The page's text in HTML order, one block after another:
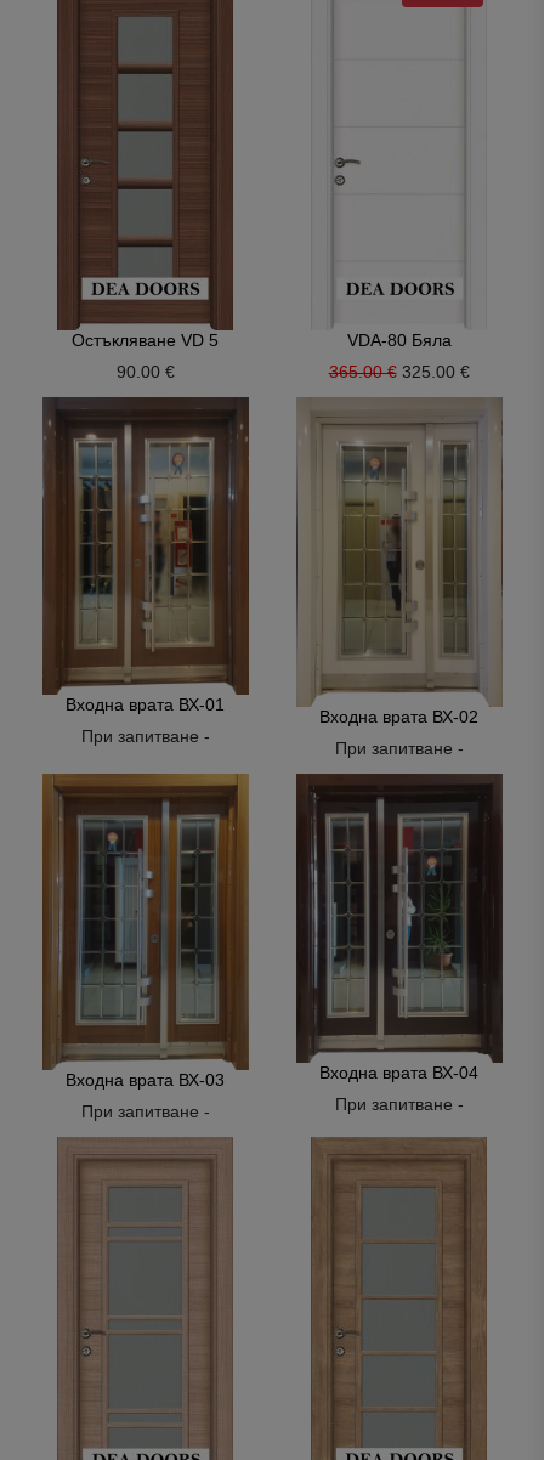
Остъкляване VD 5
90.00 €
VDA-80 Бяла
365.00 € 325.00 €
Входна врата ВХ-01
При запитване -
Входна врата ВХ-02
При запитване -
Входна врата ВХ-03
При запитване -
Входна врата ВХ-04
При запитване -